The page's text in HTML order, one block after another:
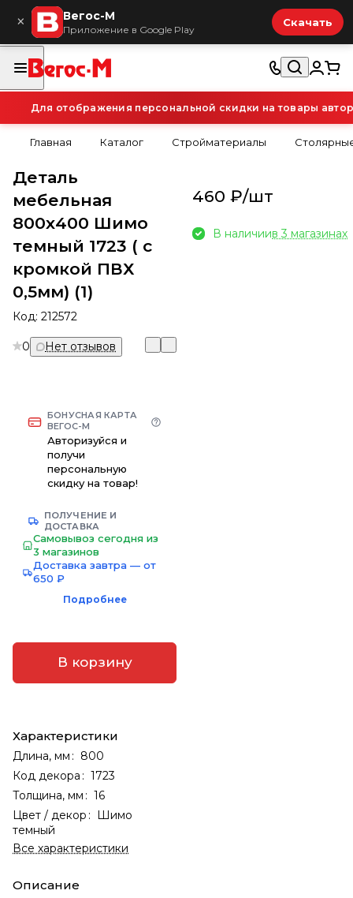
× Вегос-М
Приложение в Google Play
Скачать
Для отображения персональной скидки на товары
Главная Каталог Стройматериалы
Деталь
мебельная
800х400 Шимо
темный 1723 ( с
кромкой ПВХ
0,5мм) (1)
Код: 212572
0 Нет отзывов
БОНУСНАЯ КАРТА
ВЕГОС-М
Авторизуйся и
получи
персональную
скидку на товар!
ПОЛУЧЕНИЕ И
ДОСТАВКА
Самовывоз сегодня из
3 магазинов
Доставка завтра — от
650 ₽
Подробнее
В корзину
Характеристики
Длина, мм : 800
Код декора : 1723
Толщина, мм : 16
Цвет / декор : Шимо
темный
Все характеристики
Описание
460 ₽/шт
В наличиив 3 магазинах